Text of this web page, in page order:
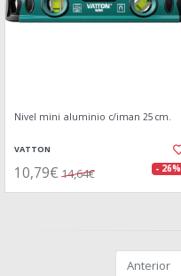
Nivel mini aluminio c/iman 25cm.
VATTON
10,79€ 14,64€ - 26%
Anterior